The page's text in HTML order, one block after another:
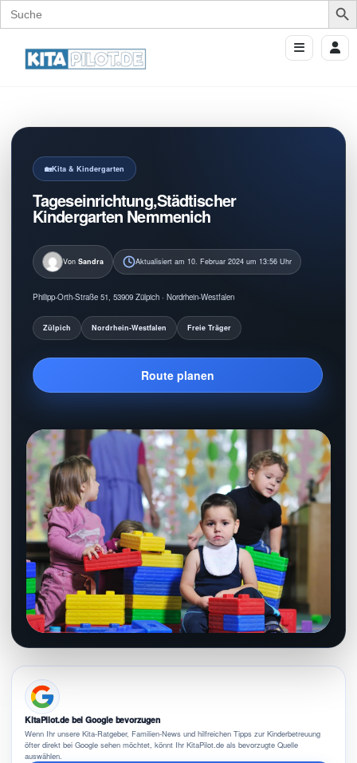
Search
for:
Kita & Kindergarten
Tageseinrichtung,Städtischer
Kindergarten Nemmenich
Von Sandra Aktualisiert am 10. Februar 2024 um 13:56 Uhr
Philipp-Orth-Straße 51, 53909 Zülpich · Nordrhein-Westfalen
Zülpich Nordrhein-Westfalen Freie Träger
Route planen
KitaPilot.de bei Google bevorzugen
Wenn Ihr unsere Kita-Ratgeber, Familien-News und hilfreichen Tipps zur Kinderbetreuung
öfter direkt bei Google sehen möchtet, könnt Ihr KitaPilot.de als bevorzugte Quelle
auswählen.